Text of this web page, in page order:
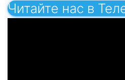
Читайте нас в